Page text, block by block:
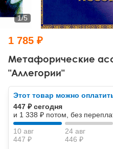
Тревожные расстройства,
Психодрама
Другие направления
Классический,
НЛП
Психология труда и
Социальная психология
Социальная и
Классический и
Метафорические
"Аллегории"
1/5
1 785 ₽
Этот товар можно
447 ₽ сегодня
и 1 338 ₽ потом, без
10 авг
447 ₽
24 авг
446 ₽